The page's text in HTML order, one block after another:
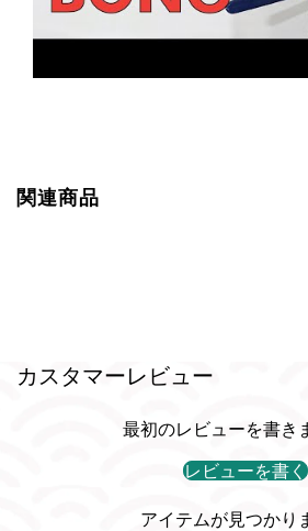
関連商品
カスタマーレビュー
最初のレビューを書き
レビューを書く
アイテムが見つかり